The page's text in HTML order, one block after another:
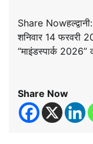
Share
शनिवार 14 फरवरी
“माइंडस्पार्क
Share Now